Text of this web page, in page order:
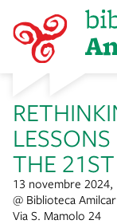
THE
13 novembre 2024,
@ Biblioteca
Via S. Mamolo 24